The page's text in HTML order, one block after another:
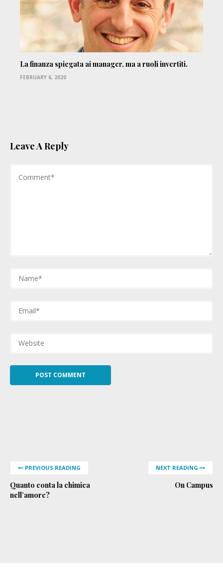
La finanza spiegata ai manager, ma a ruoli invertiti.
FEBRUARY 6, 2020
Leave A Reply
PREVIOUS READING
Quanto conta la chimica
nell’amore?
NEXT READING
On Campus